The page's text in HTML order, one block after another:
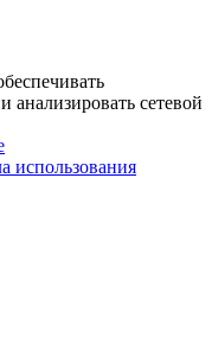
анализировать сетевой
использования